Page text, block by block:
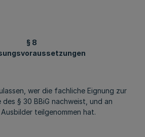
§ 8
wer die fachliche Eignung zur
des § 30 BBiG nachweist, und an
teilgenommen hat.